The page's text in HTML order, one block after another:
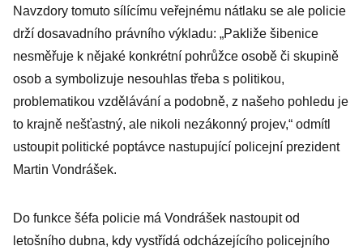
na krk svobodě
slova
Navzdory tomuto sílícímu veřejnému nátlaku se ale policie
drží dosavadního právního výkladu: „Pakliže šibenice
nesměřuje k nějaké konkrétní pohrůžce osobě či skupině
osob a symbolizuje nesouhlas třeba s politikou,
problematikou vzdělávání a podobně, z našeho pohledu je
to krajně nešťastný, ale nikoli nezákonný projev,“ odmítl
ustoupit politické poptávce nastupující policejní prezident
Martin Vondrášek.
Do funkce šéfa policie má Vondrášek nastoupit od
letošního dubna, kdy vystřídá odcházejícího policejního